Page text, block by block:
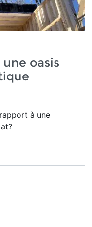
une oasis
à une